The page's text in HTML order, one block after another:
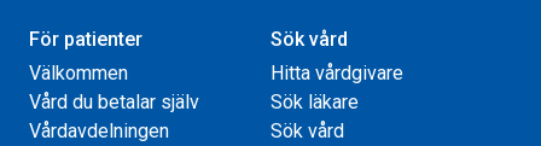
För patienter
Välkommen
Vård du betalar själv
Vårdavdelningen
Sök vård
Hitta vårdgivare
Sök läkare
Sök vård